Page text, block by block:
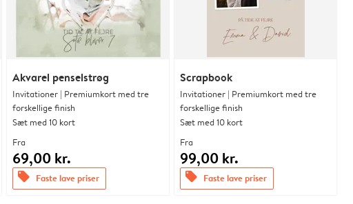
Akvarel penselstrøg
Invitationer | Premiumkort med tre
forskellige finish
Sæt med 10 kort
Fra
69,00 kr.
offers Faste lave priser
Scrapbook
Invitationer | Premiumkort med tre
forskellige finish
Sæt med 10 kort
Fra
99,00 kr.
offers Faste lave priser